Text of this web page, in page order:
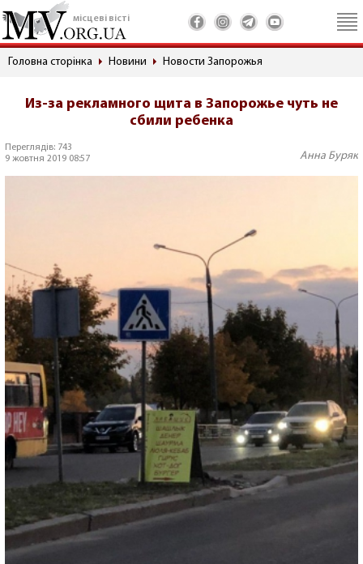
місцеві вісті
Головна сторінка Новини Новости Запорожья
Из-за рекламного щита в Запорожье чуть не
сбили ребенка
Переглядів: 743
9 жовтня 2019 08:57
Анна Буряк